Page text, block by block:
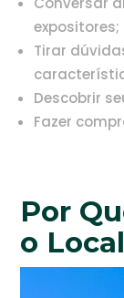
expositores;
Tirar
Descobrir
Fazer
Por
o